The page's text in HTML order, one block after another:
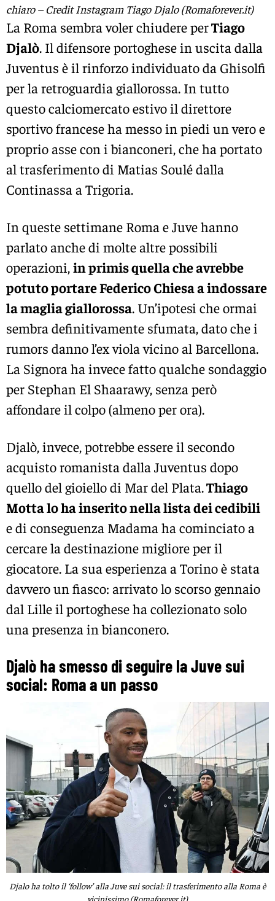
chiaro – Credit Instagram Tiago Djalo (Romaforever.it)
La Roma sembra voler chiudere perTiago
Djalò. Il difensore portoghese in uscita dalla
Juventus è il rinforzo individuato da Ghisolfi
per la retroguardia giallorossa. In tutto
questo calciomercato estivo il direttore
sportivo francese ha messo in piedi un vero e
proprio asse con i bianconeri, che ha portato
al trasferimento di Matias Soulé dalla
Continassa a Trigoria.
In queste settimane Roma e Juve hanno
parlato anche di molte altre possibili
operazioni,in primis quella che avrebbe
potuto portare Federico Chiesa a indossare
la maglia giallorossa. Un’ipotesi che ormai
sembra definitivamente sfumata, dato che i
rumors danno l’ex viola vicino al Barcellona.
La Signora ha invece fatto qualche sondaggio
per Stephan El Shaarawy, senza però
affondare il colpo (almeno per ora).
Djalò, invece, potrebbe essere il secondo
acquisto romanista dalla Juventus dopo
quello del gioiello di Mar del Plata.Thiago
Motta lo ha inserito nella lista dei cedibili
e di conseguenza Madama ha cominciato a
cercare la destinazione migliore per il
giocatore. La sua esperienza a Torino è stata
davvero un fiasco: arrivato lo scorso gennaio
dal Lille il portoghese ha collezionato solo
una presenza in bianconero.
Djalò ha smesso di seguire la Juve sui
social: Roma a un passo
Djalo ha tolto il ‘follow’ alla Juve sui social: il trasferimento alla Roma è
vicinissimo (Romaforever.it)